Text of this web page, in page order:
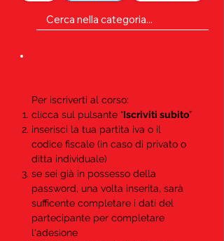
Per iscriverti al corso:
clicca sul pulsante “Iscriviti subito”
inserisci la tua partita iva o il
codice fiscale (in caso di privato o
ditta individuale)
se sei già in possesso della
password, una volta inserita, sarà
sufficente completare i dati del
partecipante per completare
l'adesione